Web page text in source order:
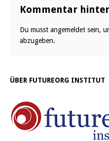
Kommentar
Du musst angemeldet sein,
abzugeben.
ÜBER FUTUREORG INSTITUT